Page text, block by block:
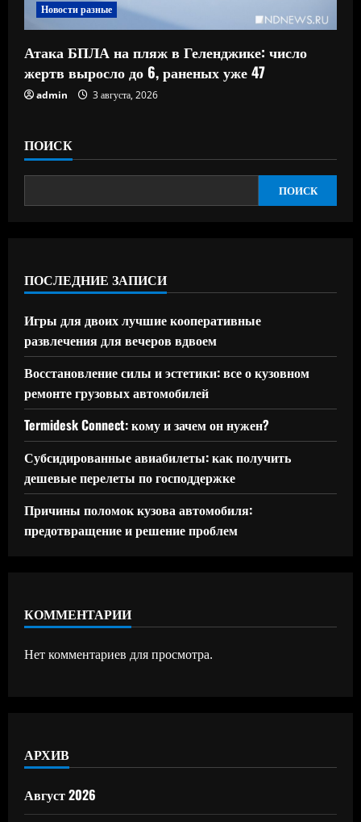
Новости разные
Атака БПЛА на пляж в Геленджике: число
жертв выросло до 6, раненых уже 47
admin 3 августа, 2026
ПОИСК
ПОИСК
ПОСЛЕДНИЕ ЗАПИСИ
Игры для двоих лучшие кооперативные
развлечения для вечеров вдвоем
Восстановление силы и эстетики: все о кузовном
ремонте грузовых автомобилей
Termidesk Connect: кому и зачем он нужен?
Субсидированные авиабилеты: как получить
дешевые перелеты по господдержке
Причины поломок кузова автомобиля:
предотвращение и решение проблем
КОММЕНТАРИИ
Нет комментариев для просмотра.
АРХИВ
Август 2026